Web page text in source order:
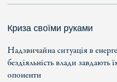
Криза своїми руками
Надзвичайна ситуація в
бездіяльність влади
опоненти